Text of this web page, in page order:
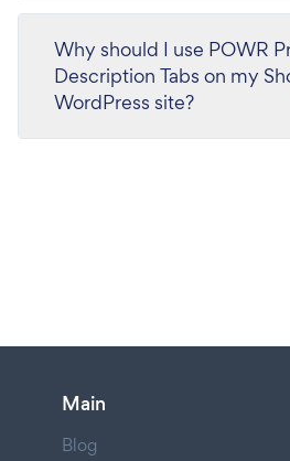
Why should I use POWR
Description Tabs on my
WordPress site?
Main
Blog